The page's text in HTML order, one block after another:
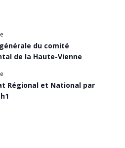
du comité
de la Haute-Vienne
Régional et National par